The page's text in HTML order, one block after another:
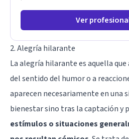
Ver
2. Alegría hilarante
La alegría hilarante es aquella
del sentido del humor o a
aparecen necesariamente en una
bienestar sino tras la captación y
estímulos o situaciones